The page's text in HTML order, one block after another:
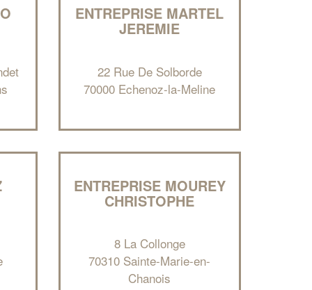
ENTREPRISE MARTEL
JEREMIE
22 Rue De Solborde
70000 Echenoz-la-Meline
ENTREPRISE MOUREY
CHRISTOPHE
8 La Collonge
70310 Sainte-Marie-en-
Chanois
Vous êtes un
Augmentez votrechiffre d'affaires
nouveaux clients
En savoir plus